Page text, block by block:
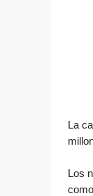
La
Los